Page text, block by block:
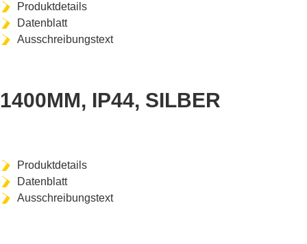
Produktdetails
Datenblatt
Ausschreibungstext
1400MM, IP44, SILBER
Produktdetails
Datenblatt
Ausschreibungstext